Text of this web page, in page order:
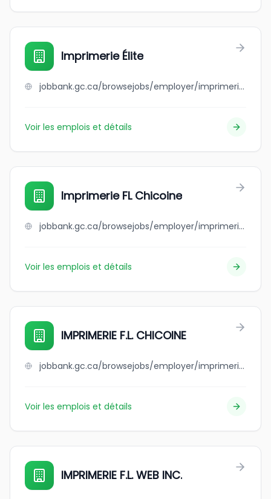
Imprimerie Élite
jobbank.gc.ca/browsejobs/employer/imprimerie+%C3%A9lite/ca
Voir les emplois et détails
Imprimerie FL Chicoine
jobbank.gc.ca/browsejobs/employer/imprimerie+fl+chicoine/ca
Voir les emplois et détails
IMPRIMERIE F.L. CHICOINE
jobbank.gc.ca/browsejobs/employer/imprimerie+f.l.+chicoine/ca
Voir les emplois et détails
IMPRIMERIE F.L. WEB INC.